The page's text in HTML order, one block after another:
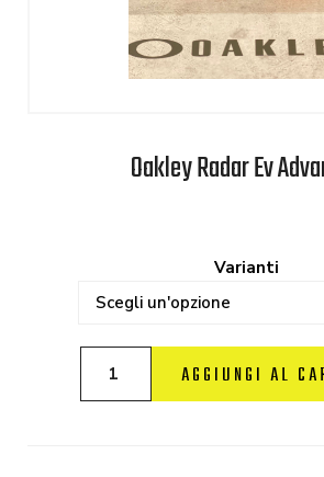
Oakley Radar Ev
Varianti
AGGIUNGI AL